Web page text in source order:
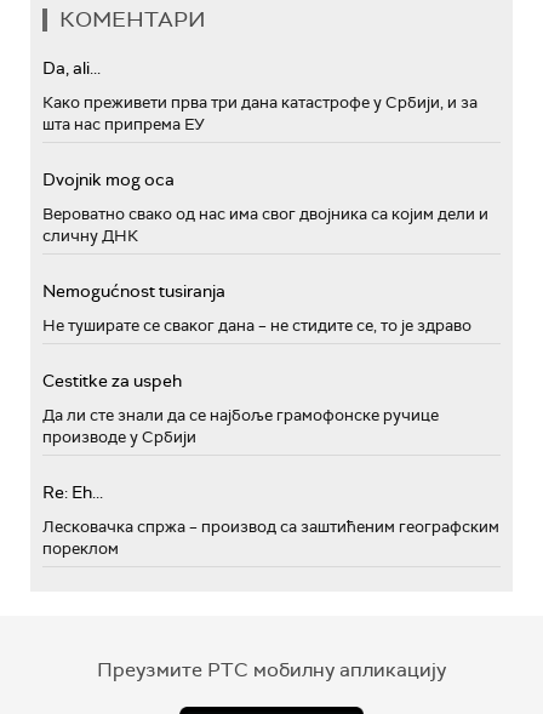
КОМЕНТАРИ
Da, ali...
Како преживети прва три дана катастрофе у Србији, и за
шта нас припрема ЕУ
Dvojnik mog oca
Вероватно свако од нас има свог двојника са којим дели и
сличну ДНК
Nemogućnost tusiranja
Не туширате се сваког дана – не стидите се, то је здраво
Cestitke za uspeh
Да ли сте знали да се најбоље грамофонске ручице
производе у Србији
Re: Eh...
Лесковачка спржа – производ са заштићеним географским
пореклом
Преузмите РТС мобилну апликацију